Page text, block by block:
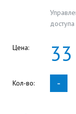
доступа
Цена: 33
Кол-во: -